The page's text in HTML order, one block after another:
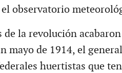
observatorio
de la revolución
mayo de 1914, el
huertistas que